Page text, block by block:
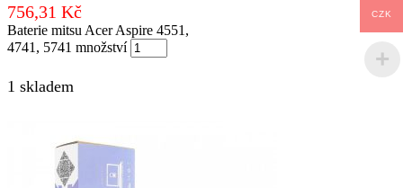
756,31 Kč
Baterie mitsu Acer Aspire 4551,
4741, 5741 množství
1 skladem
CZK